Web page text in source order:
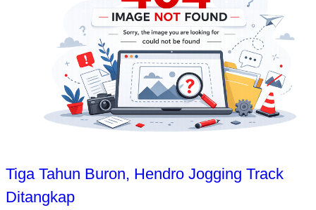
Tiga Tahun Buron, Hendro Jogging Track
Ditangkap